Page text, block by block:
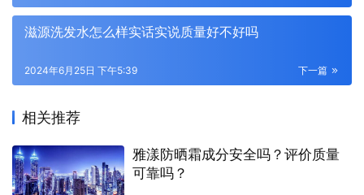
滋源洗发水怎么样实话实说质量好不好吗
下一篇
2024年6月25日 下午5:39
相关推荐
雅漾防晒霜成分安全吗？评价质量
可靠吗？